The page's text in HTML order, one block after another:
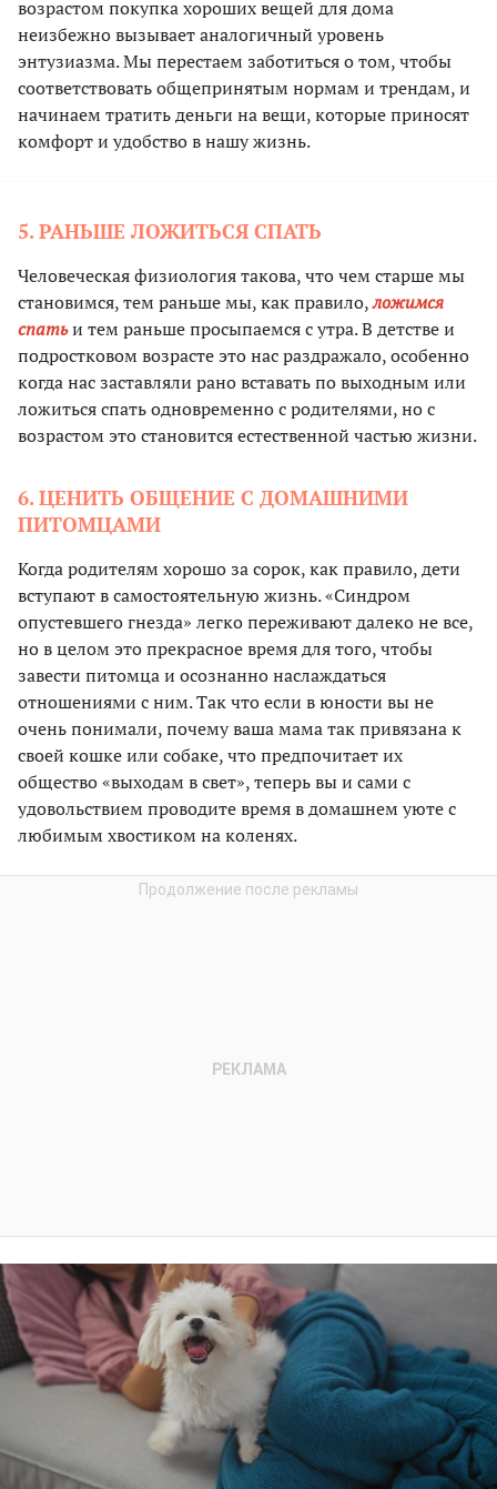
возрастом покупка хороших вещей для дома
неизбежно вызывает аналогичный уровень
энтузиазма. Мы перестаем заботиться о том, чтобы
соответствовать общепринятым нормам и трендам, и
начинаем тратить деньги на вещи, которые приносят
комфорт и удобство в нашу жизнь.
5. РАНЬШЕ ЛОЖИТЬСЯ СПАТЬ
Человеческая физиология такова, что чем старше мы
становимся, тем раньше мы, как правило,ложимся
спатьи тем раньше просыпаемся с утра. В детстве и
подростковом возрасте это нас раздражало, особенно
когда нас заставляли рано вставать по выходным или
ложиться спать одновременно с родителями, но с
возрастом это становится естественной частью жизни.
6. ЦЕНИТЬ ОБЩЕНИЕ С ДОМАШНИМИ
ПИТОМЦАМИ
Когда родителям хорошо за сорок, как правило, дети
вступают в самостоятельную жизнь. «Синдром
опустевшего гнезда» легко переживают далеко не все,
но в целом это прекрасное время для того, чтобы
завести питомца и осознанно наслаждаться
отношениями с ним. Так что если в юности вы не
очень понимали, почему ваша мама так привязана к
своей кошке или собаке, что предпочитает их
общество «выходам в свет», теперь вы и сами с
удовольствием проводите время в домашнем уюте с
любимым хвостиком на коленях.